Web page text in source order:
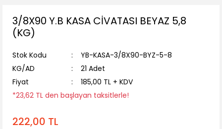
3/8X90 Y.B KASA CİVATASI BEYAZ 5,8
(KG)
Stok Kodu
YB-KASA-3/8X90-BYZ-5-8
KG/AD
21 Adet
Fiyat
185,00 TL + KDV
*23,62 TL den başlayan taksitlerle!
222,00 TL